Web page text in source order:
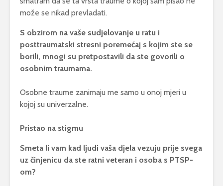
može se nikad prevladati.
S obzirom na vaše sudjelovanje u ratu i
posttraumatski stresni poremećaj s kojim ste se
borili, mnogi su pretpostavili da ste govorili o
osobnim traumama.
Osobne traume zanimaju me samo u onoj mjeri u
kojoj su univerzalne.
Pristao na stigmu
Smeta li vam kad ljudi vaša djela vezuju prije svega
uz činjenicu da ste ratni veteran i osoba s PTSP-
om?